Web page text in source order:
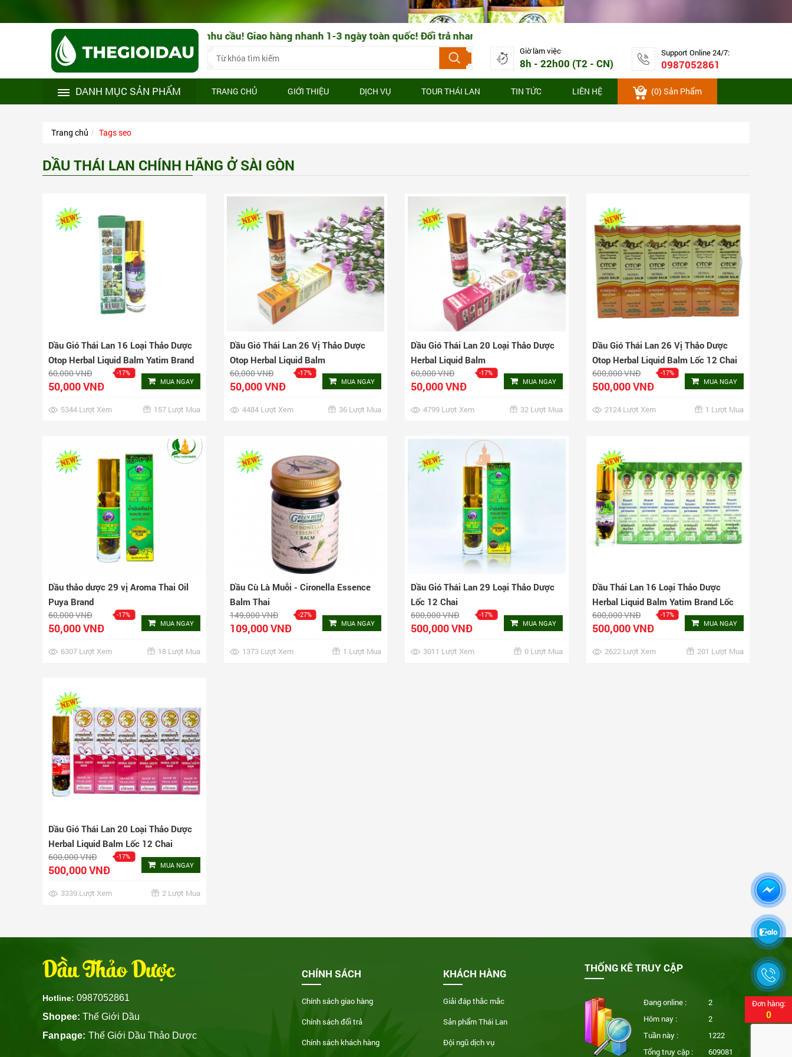
hãng! Tư vấn sử dụng theo đúng nhu cầu! Giao hàng nhanh 1-3 ngày toàn quốc! Đổi trả nhanh chóng 3-7 ngày làm việc
Giờ làm việc
8h - 22h00 (T2 - CN)
Support Online 24/7:
0987052861
DANH MỤC SẢN PHẨM
TRANG CHỦ GIỚI THIỆU DỊCH VỤ TOUR THÁI LAN TIN TỨC LIÊN HỆ (0) Sản Phẩm
Trang chủ Tags seo
DẦU THÁI LAN CHÍNH HÃNG Ở SÀI GÒN
Dầu Gió Thái Lan 16 Loại Thảo Dược
Otop Herbal Liquid Balm Yatim Brand
60,000 VNĐ -17%
50,000 VNĐ MUA NGAY
5344 Lượt Xem 157 Lượt Mua
Dầu Gió Thái Lan 26 Vị Thảo Dược
Otop Herbal Liquid Balm
60,000 VNĐ -17%
50,000 VNĐ MUA NGAY
4484 Lượt Xem 36 Lượt Mua
Dầu Gió Thái Lan 20 Loại Thảo Dược
Herbal Liquid Balm
60,000 VNĐ -17%
50,000 VNĐ MUA NGAY
4799 Lượt Xem 32 Lượt Mua
Dầu Gió Thái Lan 26 Vị Thảo Dược
Otop Herbal Liquid Balm Lốc 12 Chai
600,000 VNĐ -17%
500,000 VNĐ MUA NGAY
2124 Lượt Xem 1 Lượt Mua
Dầu thảo dược 29 vị Aroma Thai Oil
Puya Brand
60,000 VNĐ -17%
50,000 VNĐ MUA NGAY
6307 Lượt Xem 18 Lượt Mua
Dầu Cù Là Muỗi - Cironella Essence
Balm Thai
149,000 VNĐ -27%
109,000 VNĐ MUA NGAY
1373 Lượt Xem 1 Lượt Mua
Dầu Gió Thái Lan 29 Loại Thảo Dược
Lốc 12 Chai
600,000 VNĐ -17%
500,000 VNĐ MUA NGAY
3011 Lượt Xem 0 Lượt Mua
Dầu Thái Lan 16 Loại Thảo Dược
Herbal Liquid Balm Yatim Brand Lốc
12 Chai
600,000 VNĐ -17%
500,000 VNĐ MUA NGAY
2622 Lượt Xem 201 Lượt Mua
Dầu Gió Thái Lan 20 Loại Thảo Dược
Herbal Liquid Balm Lốc 12 Chai
600,000 VNĐ -17%
500,000 VNĐ MUA NGAY
3339 Lượt Xem 2 Lượt Mua
Dầu Thảo Dược
Hotline: 0987052861
Shopee: Thế Giới Dầu
Fanpage: Thế Giới Dầu Thảo Dược
CHÍNH SÁCH
Chính sách giao hàng
Chính sách đổi trả
Chính sách khách hàng
KHÁCH HÀNG
Giải đáp thắc mắc
Sản phẩm Thái Lan
Đội ngũ dịch vụ
THỐNG KÊ TRUY CẬP
Đang online :
2
Hôm nay :
2
Tuần này :
1222
Tổng truy cập :
609081
Đơn hàng:
0